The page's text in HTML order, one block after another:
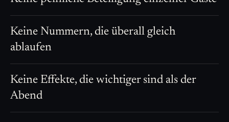
Keine Nummern, die überall gleich
ablaufen
Keine Effekte, die wichtiger sind als der
Abend